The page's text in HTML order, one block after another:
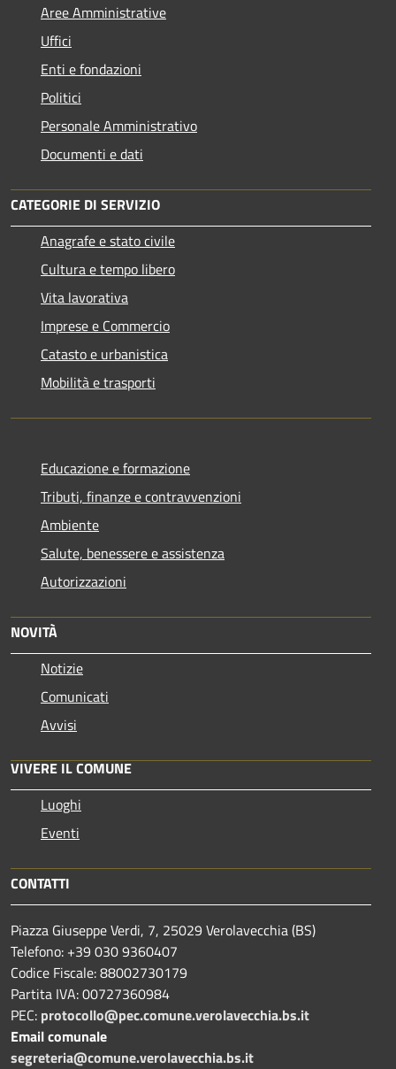
Aree Amministrative
Uffici
Enti e fondazioni
Politici
Personale Amministrativo
Documenti e dati
CATEGORIE DI SERVIZIO
Anagrafe e stato civile
Cultura e tempo libero
Vita lavorativa
Imprese e Commercio
Catasto e urbanistica
Mobilità e trasporti
Educazione e formazione
Tributi, finanze e contravvenzioni
Ambiente
Salute, benessere e assistenza
Autorizzazioni
NOVITÀ
Notizie
Comunicati
Avvisi
VIVERE IL COMUNE
Luoghi
Eventi
CONTATTI
Piazza Giuseppe Verdi, 7, 25029 Verolavecchia (BS)
Telefono: +39 030 9360407
Codice Fiscale: 88002730179
Partita IVA: 00727360984
PEC: protocollo@pec.comune.verolavecchia.bs.it
Email comunale
segreteria@comune.verolavecchia.bs.it